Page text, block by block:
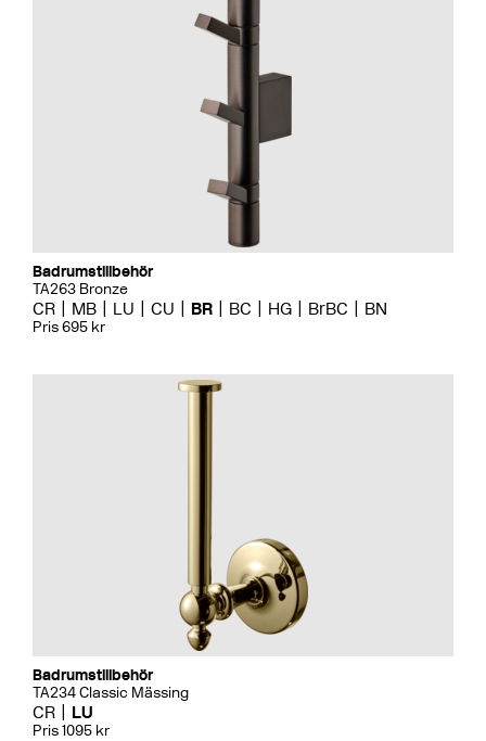
Badrumstillbehör
TA263 Bronze
CR MB LU CU BR BC HG BrBC BN
Pris 695 kr
Badrumstillbehör
TA234 Classic Mässing
CR LU
Pris 1095 kr